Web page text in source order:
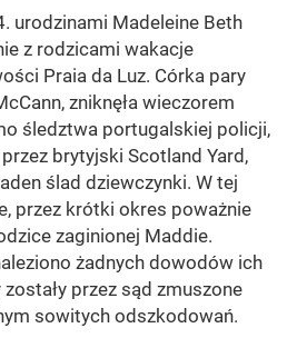
urodzinami Madeleine Beth
z rodzicami wakacje
Praia da Luz. Córka pary
zniknęła wieczorem
śledztwa portugalskiej policji,
brytyjski Scotland Yard,
ślad dziewczynki. W tej
przez krótki okres poważnie
zaginionej Maddie.
żadnych dowodów ich
przez sąd zmuszone
sowitych odszkodowań.